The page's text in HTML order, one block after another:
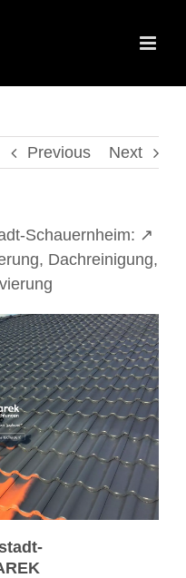
Previous Next
Schauernheim: ↗️
Dachreinigung,